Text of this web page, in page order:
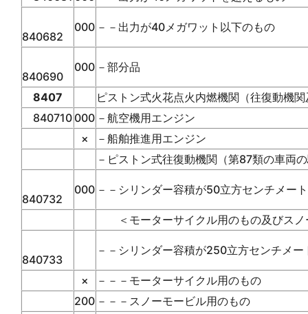
840682
000 －－出力が40メガワット以下のもの
840690
000 －部分品
8407
ピストン式火花点火内燃機関（往復動機
840710 000 －航空機用エンジン
×
－船舶推進用エンジン
－ピストン式往復動機関（第87類の車両
840732
000 －－シリンダー容積が50立方センチメー
＜モーターサイクル用のもの及びスノ
840733
－－シリンダー容積が250立方センチメ
×
－－－モーターサイクル用のもの
200 －－－スノーモービル用のもの